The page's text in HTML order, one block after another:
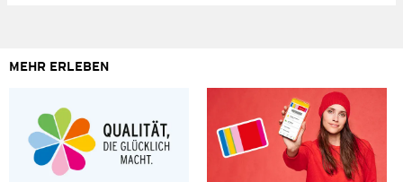
MEHR ERLEBEN